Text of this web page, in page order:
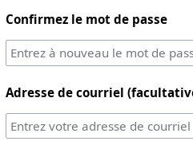
Confirmez le mot de passe
Adresse de courriel